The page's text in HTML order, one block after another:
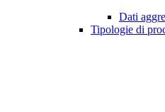
Dati
Tipologie di